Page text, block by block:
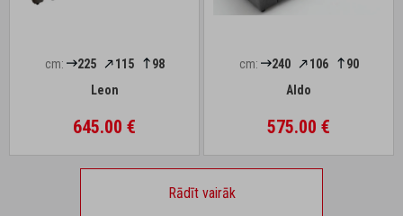
cm: 225 115
98
Leon
645.00 €
cm: 240 106
90
Aldo
575.00 €
Rādīt vairāk